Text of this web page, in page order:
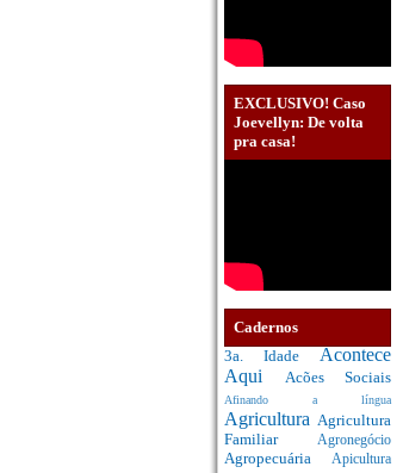
EXCLUSIVO! Caso
Joevellyn: De volta
pra casa!
Cadernos
3a. Idade Acontece
Aqui Acões Sociais
Afinando a língua
Agricultura Agricultura
Familiar Agronegócio
Agropecuária Apicultura